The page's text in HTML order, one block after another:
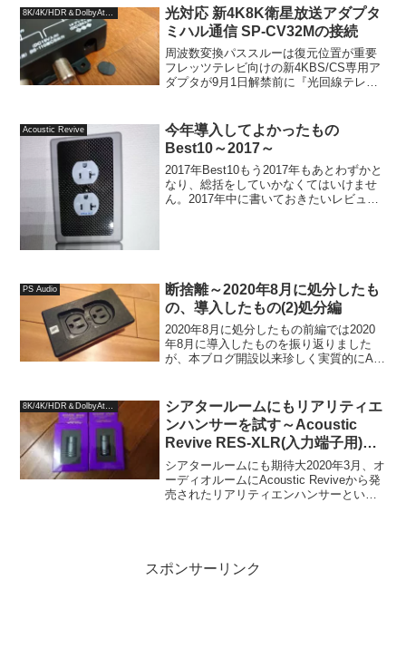
いろアドバイスをいただいてか...
光対応 新4K8K衛星放送アダプタ
ミハル通信 SP-CV32Mの接続
周波数変換パススルーは復元位置が重要
フレッツテレビ向けの新4KBS/CS専用ア
ダプタが9月1日解禁前に『光回線テレ
ーン』を開催しており、半額で提供を開
始していまし...
Acoustic Revive
今年導入してよかったもの
Best10～2017～
2017年Best10もう2017年もあとわずかと
なり、総括をしていかなくてはいけませ
ん。2017年中に書いておきたいレビュー
PS Audio
断捨離～2020年8月に処分したも
の、導入したもの(2)処分編
2020年8月に処分したもの前編では2020
年8月に導入したものを振り返りました
が、本ブログ開設以来珍しく実質的にAV
に予約してJPOPSのCDを購入したり、
通常のソフ...
8K/4K/HDR＆DolbyAtmos
シアタールームにもリアリティエ
ンハンサーを試す～Acoustic
Revive RES-XLR(入力端子用)と
AV8802A～
シアタールームにも期待大2020年3月、オ
ーディオルームにAcoustic Reviveから発
売されたリアリティエンハンサーという
スポンサーリンク